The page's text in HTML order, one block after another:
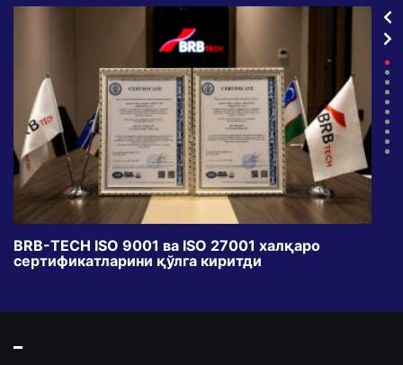
BRB-TECH ISO 9001 ва ISO 27001 халқаро
сертификатларини қўлга киритди